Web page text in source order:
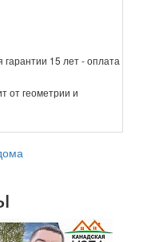
15 лет - оплата
от геометрии и